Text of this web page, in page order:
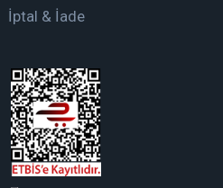
İptal & İade